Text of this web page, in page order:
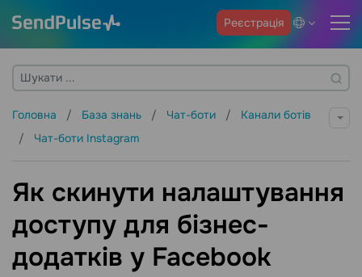
Реєстрація
Головна База знань Чат-боти
Канали ботів
Чат-боти Instagram
Як скинути налаштування
доступу для бізнес-
додатків у Facebook